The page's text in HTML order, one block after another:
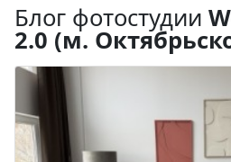
Блог фотостудии
2.0 (м.